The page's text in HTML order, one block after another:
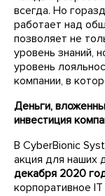
всегда. Но
работает над
позволяет не
уровень знаний,
уровень
компании, в
Деньги,
инвестиция
В CyberBionic
акция для наших
декабря 2020
корпоративное